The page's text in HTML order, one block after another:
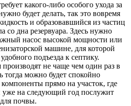
какого-либо особого ухода за
будет делать, так это вовремя
и образовавшийся из частиц
со дна резервуара. Здесь нужно
насос высокой мощности или
машине, для которой
подъезда к септику.
не чаще чем один раз в
можно будет спокойно
прямо на участок, где
уже на следующий год послужит
почвы.